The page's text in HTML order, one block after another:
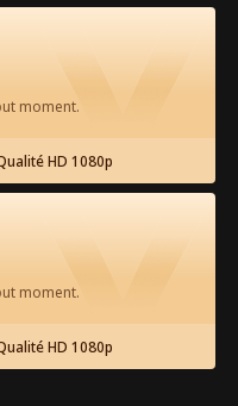
Mafia Prend le
Tous les épisodes
moment.
HD 1080p
moment.
HD 1080p